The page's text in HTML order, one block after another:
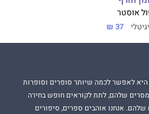
אוסטר
37 ₪
לאפשר לכמה שיותר סופרים וסופרות
שלהם, לתת לקוראים חופש בחירה
אנחנו אוהבים ספרים, סיפורים